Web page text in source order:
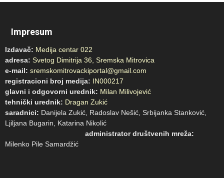
Impresum
Izdavač: Medija centar 022
adresa: Svetog Dimitrija 36, Sremska Mitrovica
e-mail: sremskomitrovackiportal@gmail.com
registracioni broj medija: IN000217
glavni i odgovorni urednik: Milan Milivojević
tehnički urednik: Dragan Zukić
saradnici: Danijela Zukić, Radoslav Nešić, Srbijanka Stanković,
Ljiljana Bugarin, Katarina Nikolić
administrator društvenih mreža:
Milenko Pile Samardžić